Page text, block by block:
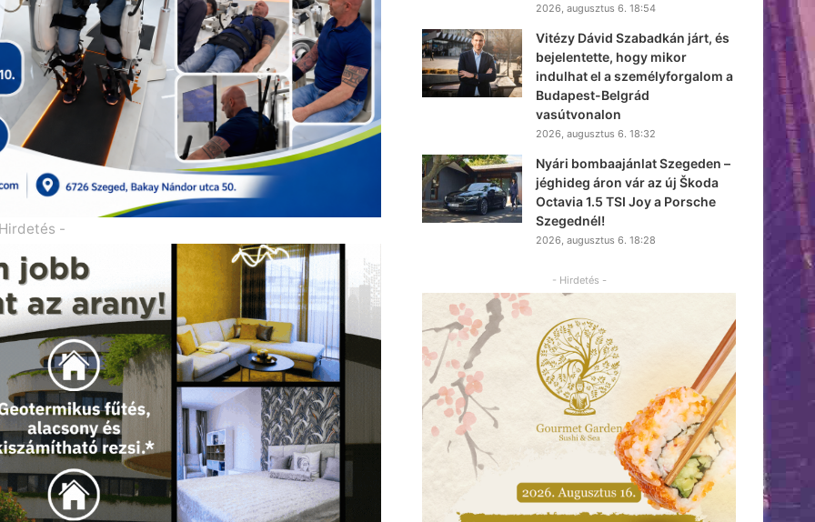
-
2026, augusztus 6. 18:54
Vitézy Dávid Szabadkán járt, és
bejelentette, hogy mikor
indulhat el a személyforgalom a
Budapest-Belgrád
vasútvonalon
2026, augusztus 6. 18:32
Nyári bombaajánlat Szegeden –
jéghideg áron vár az új Škoda
Octavia 1.5 TSI Joy a Porsche
Szegednél!
2026, augusztus 6. 18:28
- Hirdetés -